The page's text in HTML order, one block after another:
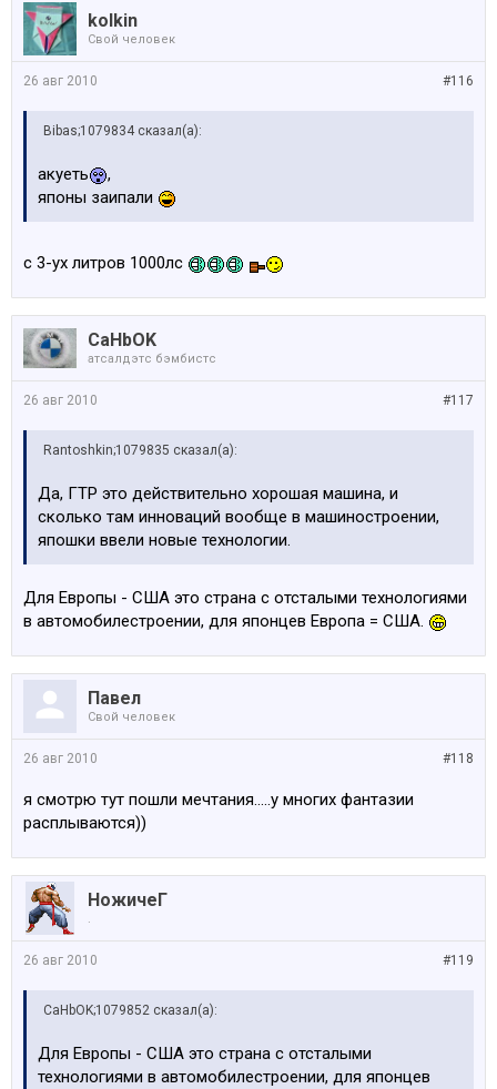
kolkin
Свой человек
#116
26 авг 2010
Bibas;1079834 сказал(а):
акуеть
,
японы заипали
с 3-ух литров 1000лс
CaHbOK
атсалдэтс бэмбистс
#117
26 авг 2010
Rantoshkin;1079835 сказал(а):
Да, ГТР это действительно хорошая машина, и
сколько там инноваций вообще в машиностроении,
япошки ввели новые технологии.
Для Европы - США это страна с отсталыми технологиями
в автомобилестроении, для японцев Европа = США.
Павел
Свой человек
#118
26 авг 2010
я смотрю тут пошли мечтания.....у многих фантазии
расплываются))
НожичеГ
.
#119
26 авг 2010
CaHbOK;1079852 сказал(а):
Для Европы - США это страна с отсталыми
технологиями в автомобилестроении, для японцев